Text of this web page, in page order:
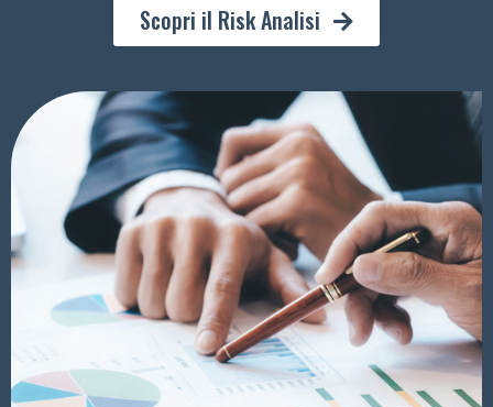
Scopri il Risk Analisi